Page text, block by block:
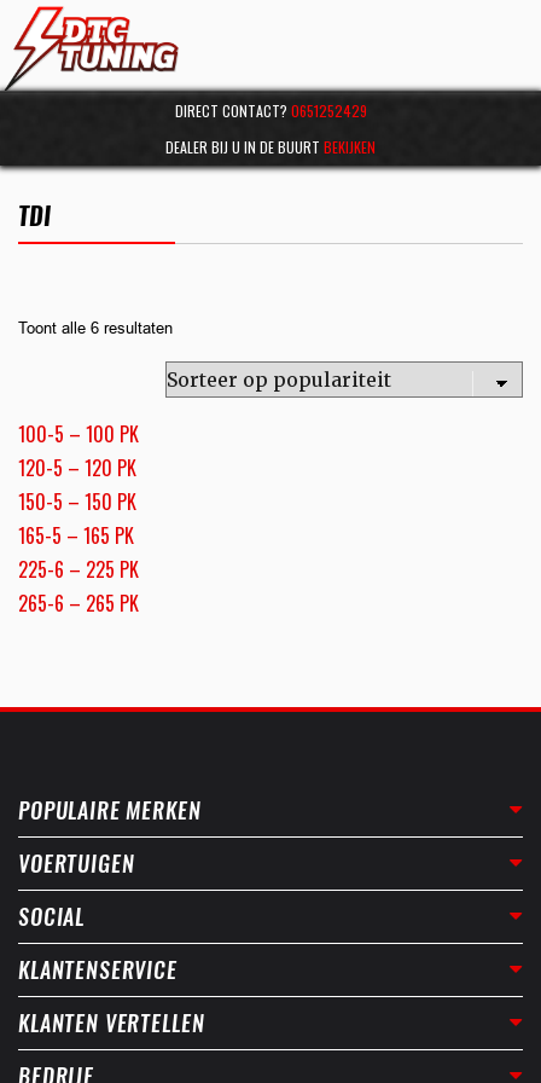
DIRECT CONTACT? 0651252429
DEALER BIJ U IN DE BUURT BEKIJKEN
TDI
Toont alle 6 resultaten
100-5 – 100 PK
120-5 – 120 PK
150-5 – 150 PK
165-5 – 165 PK
225-6 – 225 PK
265-6 – 265 PK
POPULAIRE MERKEN
VOERTUIGEN
SOCIAL
KLANTENSERVICE
KLANTEN VERTELLEN
BEDRIJF